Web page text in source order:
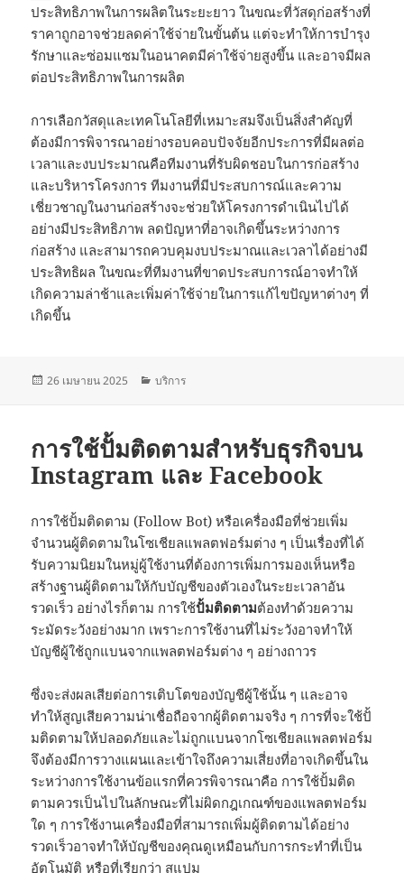
ประสิทธิภาพในการผลิตในระยะยาว ในขณะที่วัสดุก่อสร้างที่
ราคาถูกอาจช่วยลดค่าใช้จ่ายในขั้นต้น แต่จะทำให้การบำรุง
รักษาและซ่อมแซมในอนาคตมีค่าใช้จ่ายสูงขึ้น และอาจมีผล
ต่อประสิทธิภาพในการผลิต
การเลือกวัสดุและเทคโนโลยีที่เหมาะสมจึงเป็นสิ่งสำคัญที่
ต้องมีการพิจารณาอย่างรอบคอบปัจจัยอีกประการที่มีผลต่อ
เวลาและงบประมาณคือทีมงานที่รับผิดชอบในการก่อสร้าง
และบริหารโครงการ ทีมงานที่มีประสบการณ์และความ
เชี่ยวชาญในงานก่อสร้างจะช่วยให้โครงการดำเนินไปได้
อย่างมีประสิทธิภาพ ลดปัญหาที่อาจเกิดขึ้นระหว่างการ
ก่อสร้าง และสามารถควบคุมงบประมาณและเวลาได้อย่างมี
ประสิทธิผล ในขณะที่ทีมงานที่ขาดประสบการณ์อาจทำให้
เกิดความล่าช้าและเพิ่มค่าใช้จ่ายในการแก้ไขปัญหาต่างๆ ที่
เกิดขึ้น
เขียน
26 เมษายน 2025
หมวด
บริการ
การใช้ปั้มติดตามสำหรับธุรกิจบน
Instagram และ Facebook
การใช้ปั้มติดตาม (Follow Bot) หรือเครื่องมือที่ช่วยเพิ่ม
จำนวนผู้ติดตามในโซเชียลแพลตฟอร์มต่าง ๆ เป็นเรื่องที่ได้
รับความนิยมในหมู่ผู้ใช้งานที่ต้องการเพิ่มการมองเห็นหรือ
สร้างฐานผู้ติดตามให้กับบัญชีของตัวเองในระยะเวลาอัน
รวดเร็ว อย่างไรก็ตาม การใช้ปั้มติดตามต้องทำด้วยความ
ระมัดระวังอย่างมาก เพราะการใช้งานที่ไม่ระวังอาจทำให้
บัญชีผู้ใช้ถูกแบนจากแพลตฟอร์มต่าง ๆ อย่างถาวร
ซึ่งจะส่งผลเสียต่อการเติบโตของบัญชีผู้ใช้นั้น ๆ และอาจ
ทำให้สูญเสียความน่าเชื่อถือจากผู้ติดตามจริง ๆ การที่จะใช้ปั้
มติดตามให้ปลอดภัยและไม่ถูกแบนจากโซเชียลแพลตฟอร์ม
จึงต้องมีการวางแผนและเข้าใจถึงความเสี่ยงที่อาจเกิดขึ้นใน
ระหว่างการใช้งานข้อแรกที่ควรพิจารณาคือ การใช้ปั้มติด
ตามควรเป็นไปในลักษณะที่ไม่ผิดกฎเกณฑ์ของแพลตฟอร์ม
ใด ๆ การใช้งานเครื่องมือที่สามารถเพิ่มผู้ติดตามได้อย่าง
รวดเร็วอาจทำให้บัญชีของคุณดูเหมือนกับการกระทำที่เป็น
อัตโนมัติ หรือที่เรียกว่า สแปม